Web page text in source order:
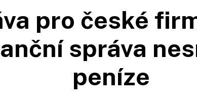
pro české
správa
peníze